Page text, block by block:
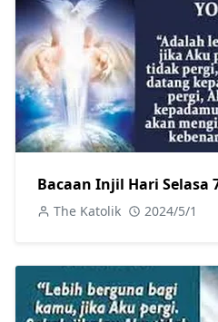
Bacaan Injil Hari Selasa
The Katolik 2024/5/1